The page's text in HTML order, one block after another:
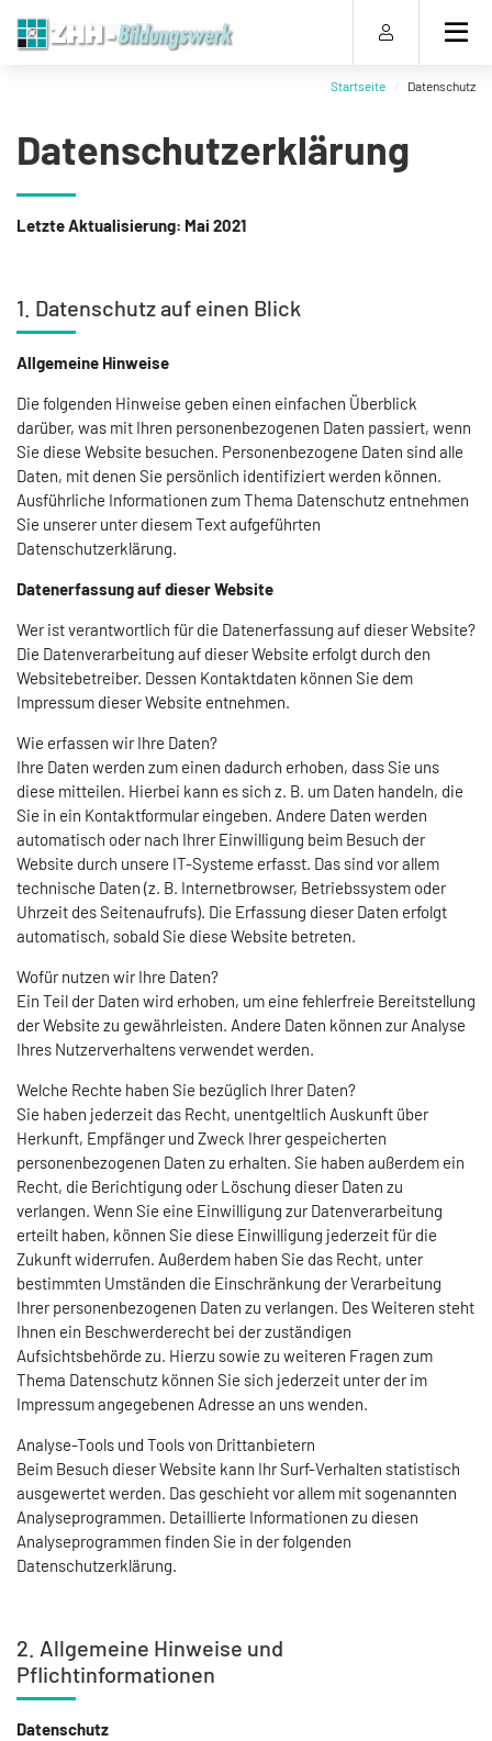
zum
zum
zur
zum
Startseite Datenschutz
Datenschutzerklärung
Letzte Aktualisierung: Mai 2021
1. Datenschutz auf einen Blick
Allgemeine Hinweise
Die folgenden Hinweise geben einen einfachen Überblick
darüber, was mit Ihren personenbezogenen Daten passiert, wenn
Sie diese Website besuchen. Personenbezogene Daten sind alle
Daten, mit denen Sie persönlich identifiziert werden können.
Ausführliche Informationen zum Thema Datenschutz entnehmen
Sie unserer unter diesem Text aufgeführten
Datenschutzerklärung.
Datenerfassung auf dieser Website
Wer ist verantwortlich für die Datenerfassung auf dieser Website?
Die Datenverarbeitung auf dieser Website erfolgt durch den
Websitebetreiber. Dessen Kontaktdaten können Sie dem
Impressum dieser Website entnehmen.
Wie erfassen wir Ihre Daten?
Ihre Daten werden zum einen dadurch erhoben, dass Sie uns
diese mitteilen. Hierbei kann es sich z. B. um Daten handeln, die
Sie in ein Kontaktformular eingeben. Andere Daten werden
automatisch oder nach Ihrer Einwilligung beim Besuch der
Website durch unsere IT-Systeme erfasst. Das sind vor allem
technische Daten (z. B. Internetbrowser, Betriebssystem oder
Uhrzeit des Seitenaufrufs). Die Erfassung dieser Daten erfolgt
automatisch, sobald Sie diese Website betreten.
Wofür nutzen wir Ihre Daten?
Ein Teil der Daten wird erhoben, um eine fehlerfreie Bereitstellung
der Website zu gewährleisten. Andere Daten können zur Analyse
Ihres Nutzerverhaltens verwendet werden.
Welche Rechte haben Sie bezüglich Ihrer Daten?
Sie haben jederzeit das Recht, unentgeltlich Auskunft über
Herkunft, Empfänger und Zweck Ihrer gespeicherten
personenbezogenen Daten zu erhalten. Sie haben außerdem ein
Recht, die Berichtigung oder Löschung dieser Daten zu
verlangen. Wenn Sie eine Einwilligung zur Datenverarbeitung
erteilt haben, können Sie diese Einwilligung jederzeit für die
Zukunft widerrufen. Außerdem haben Sie das Recht, unter
bestimmten Umständen die Einschränkung der Verarbeitung
Ihrer personenbezogenen Daten zu verlangen. Des Weiteren steht
Ihnen ein Beschwerderecht bei der zuständigen
Aufsichtsbehörde zu. Hierzu sowie zu weiteren Fragen zum
Thema Datenschutz können Sie sich jederzeit unter der im
Impressum angegebenen Adresse an uns wenden.
Analyse-Tools und Tools von Drittanbietern
Beim Besuch dieser Website kann Ihr Surf-Verhalten statistisch
ausgewertet werden. Das geschieht vor allem mit sogenannten
Analyseprogrammen. Detaillierte Informationen zu diesen
Analyseprogrammen finden Sie in der folgenden
Datenschutzerklärung.
2. Allgemeine Hinweise und
Pflichtinformationen
Datenschutz